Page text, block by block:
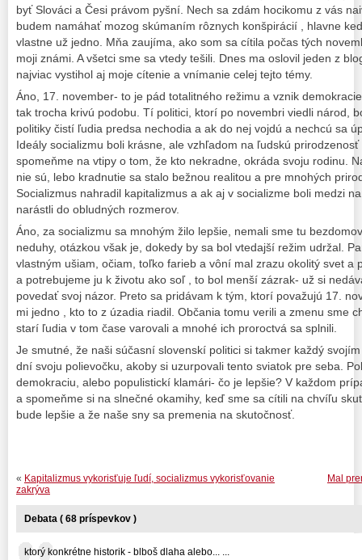
byť Slováci a Česi právom pyšní. Nech sa zdám hocikomu z vás
budem namáhať mozog skúmaním rôznych konšpirácií , hlavne
vlastne už jedno. Mňa zaujíma, ako som sa cítila počas tých
moji známi. A všetci sme sa vtedy tešili. Dnes ma oslovil jeden z
najviac vystihol aj moje cítenie a vnímanie celej tejto témy.
Áno, 17. november- to je pád totalitného režimu a vznik
tak trocha krivú podobu. Tí politici, ktorí po novembri viedli národ,
politiky čistí ľudia predsa nechodia a ak do nej vojdú a nechcú sa
Ideály socializmu boli krásne, ale vzhľadom na ľudskú
spomeňme na vtipy o tom, že kto nekradne, okráda svoju rodinu.
nie sú, lebo kradnutie sa stalo bežnou realitou a pre mnohých
Socializmus nahradil kapitalizmus a ak aj v socializme boli medzi
narástli do obludných rozmerov.
Áno, za socializmu sa mnohým žilo lepšie, nemali sme tu
neduhy, otázkou však je, dokedy by sa bol vtedajší režim udržal.
vlastným ušiam, očiam, toľko farieb a vôní mal zrazu okolitý svet a
a potrebujeme ju k životu ako soľ , to bol menší zázrak- už si
povedať svoj názor. Preto sa pridávam k tým, ktorí považujú 17.
mi jedno , kto to z úzadia riadil. Občania tomu verili a zmenu sme
starí ľudia v tom čase varovali a mnohé ich proroctvá sa splnili.
Je smutné, že naši súčasní slovenskí politici si takmer každý
dní svoju polievočku, akoby si uzurpovali tento sviatok pre seba.
demokraciu, alebo populistickí klamári- čo je lepšie? V každom
a spomeňme si na slnečné okamihy, keď sme sa cítili na chvíľu
bude lepšie a že naše sny sa premenia na skutočnosť.
Mal
« Kapitalizmus vykorisťuje ľudí, socializmus vykorisťovanie
zakrýva
Debata ( 68 príspevkov )
ktorý konkrétne historik - blboš dlaha alebo... ...